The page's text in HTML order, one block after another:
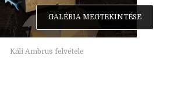
Káli Ambrus felvétele
GALÉRIA MEGTEKINTÉSE